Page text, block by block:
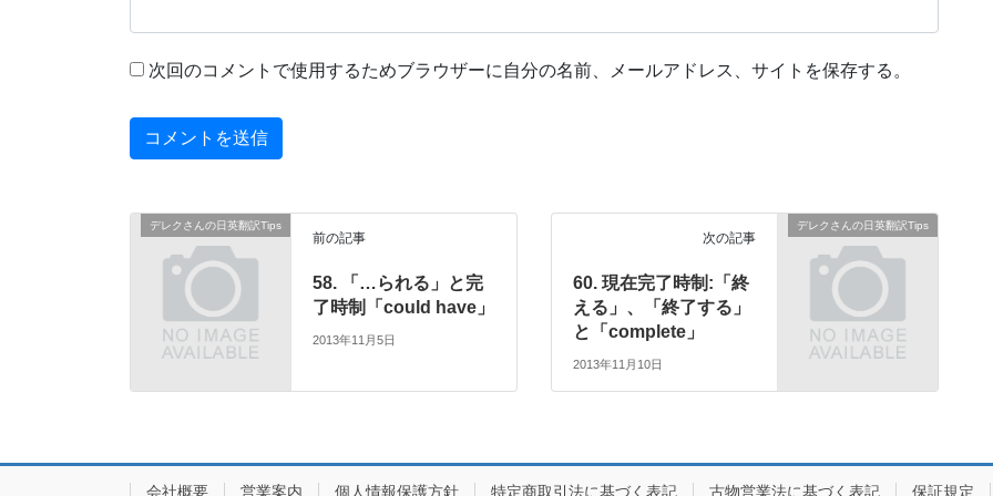
次回のコメントで使用するためブラウザーに自分の名前、メールアドレス、サイトを保存する。
デレクさんの日英翻訳Tips
前の記事
58. 「…られる」と完
了時制「could have」
2013年11月5日
デレクさんの日英翻訳Tips
次の記事
60. 現在完了時制:「終
える」、「終了する」
と「complete」
2013年11月10日
会社概要 営業案内 個人情報保護方針 特定商取引法に基づく表記 古物営業法に基づく表記 保証規定